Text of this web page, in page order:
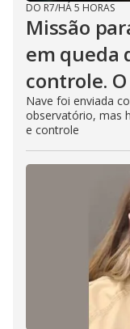
DO R7/HÁ 5 HORAS
Missão
em queda
controle.
Nave foi enviada
observatório, mas
e controle